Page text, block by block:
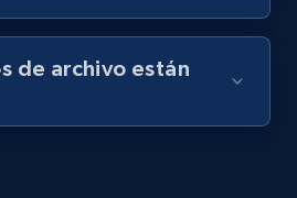
Prueba gratuita
- Discover products by
de archivo están